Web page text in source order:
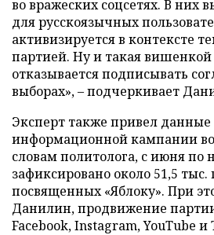
во вражеских соцсетях. В них
для русскоязычных
активизируется в контексте
партией. Ну и такая вишенкой
отказывается подписывать
выборах», – подчеркивает
Эксперт также привел
информационной кампании
словам политолога, с июня по
зафиксировано около 51,5
посвященных «Яблоку». При
Данилин, продвижение
Facebook, Instagram, YouTube и